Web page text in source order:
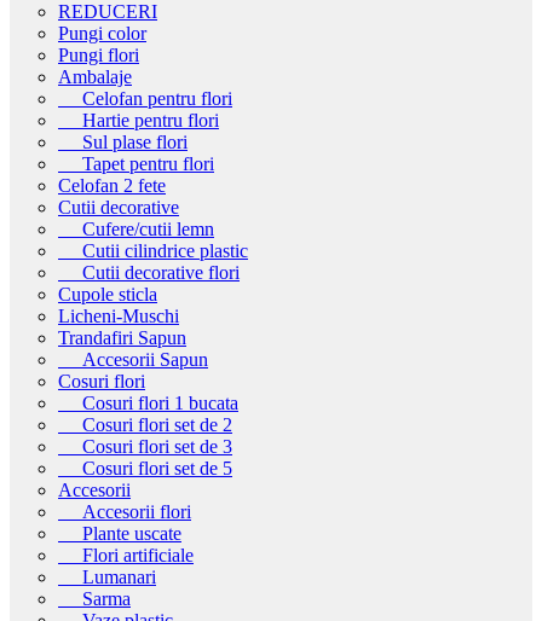
REDUCERI
Pungi color
Pungi flori
Ambalaje
Celofan pentru flori
Hartie pentru flori
Sul plase flori
Tapet pentru flori
Celofan 2 fete
Cutii decorative
Cufere/cutii lemn
Cutii cilindrice plastic
Cutii decorative flori
Cupole sticla
Licheni-Muschi
Trandafiri Sapun
Accesorii Sapun
Cosuri flori
Cosuri flori 1 bucata
Cosuri flori set de 2
Cosuri flori set de 3
Cosuri flori set de 5
Accesorii
Accesorii flori
Plante uscate
Flori artificiale
Lumanari
Sarma